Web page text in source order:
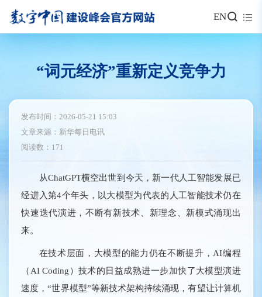
EN
“词元经济”重新定义竞争力
发布时间：2026-05-21 15:03
文章来源：新华每日电讯
阅读数：171
从ChatGPT横空出世到今天，新一代人工智能发展已
经进入第4个年头，以大模型为代表的人工智能技术仍在
快速迭代演进，不断有新技术、新理念、新模式涌现出
来。
在技术层面，大模型的能力仍在不断提升，AI编程
（AI Coding）技术的日益成熟进一步加快了大模型演进
速度，“世界模型”等新技术架构持续涌现，有望让计算机